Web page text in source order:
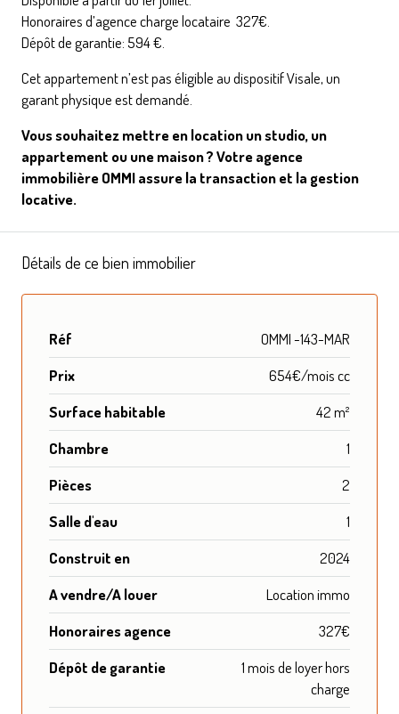
Honoraires d’agence charge locataire 327€.
Dépôt de garantie: 594 €.
Cet appartement n’est pas éligible au dispositif Visale, un
garant physique est demandé.
Vous souhaitez mettre en location un studio, un
appartement ou une maison ? Votre agence
immobilière OMMI assure la transaction et la gestion
locative.
Détails de ce bien immobilier
Réf
OMMI -143-MAR
Prix
654€/mois cc
Surface habitable
42 m²
Chambre
1
Pièces
2
Salle d'eau
1
Construit en
2024
A vendre/A louer
Location immo
Honoraires agence
327€
Dépôt de garantie
1 mois de loyer hors
charge